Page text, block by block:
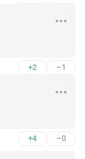
+2 –1
+4 –0